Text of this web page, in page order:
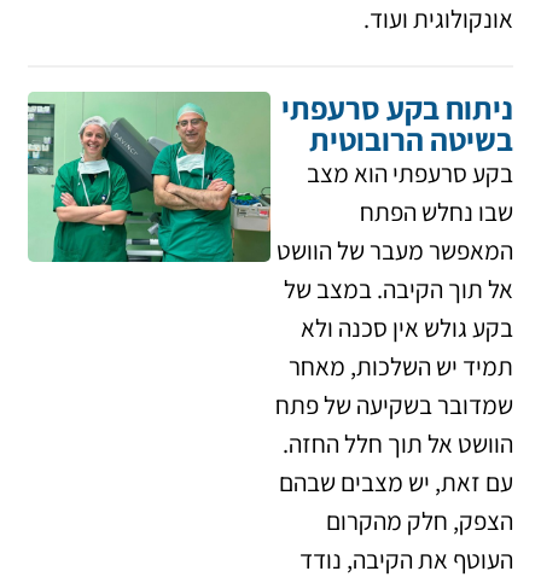
אונקולוגית ועוד.
ניתוח בקע סרעפתי
בשיטה הרובוטית
בקע סרעפתי הוא מצב
שבו נחלש הפתח
המאפשר מעבר של הוושט
אל תוך הקיבה. במצב של
בקע גולש אין סכנה ולא
תמיד יש השלכות, מאחר
שמדובר בשקיעה של פתח
הוושט אל תוך חלל החזה.
עם זאת, יש מצבים שבהם
הצפק, חלק מהקרום
העוטף את הקיבה, נודד